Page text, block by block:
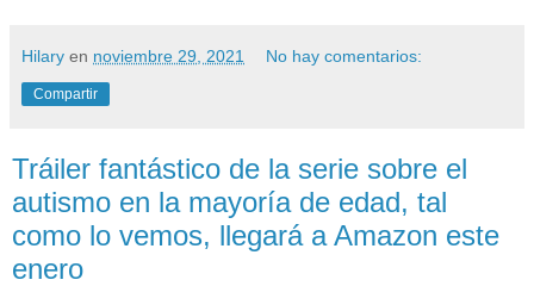
Hilary en noviembre 29, 2021 No hay comentarios:
Compartir
Tráiler fantástico de la serie sobre el
autismo en la mayoría de edad, tal
como lo vemos, llegará a Amazon este
enero